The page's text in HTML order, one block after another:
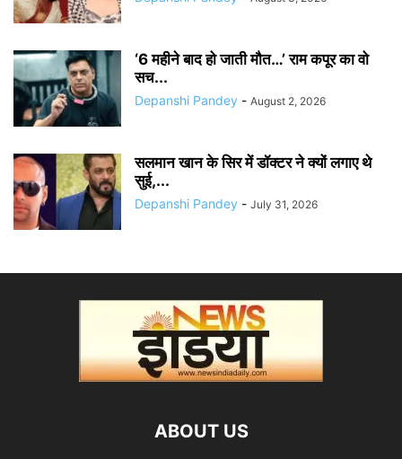
‘6 महीने बाद हो जाती मौत…’ राम कपूर का वो
सच...
Depanshi Pandey - August 2, 2026
सलमान खान के सिर में डॉक्टर ने क्यों लगाए थे
सुई,...
Depanshi Pandey - July 31, 2026
ABOUT US